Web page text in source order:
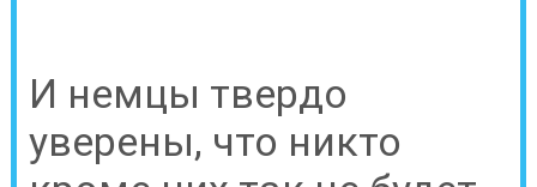
И немцы твердо
уверены, что никто